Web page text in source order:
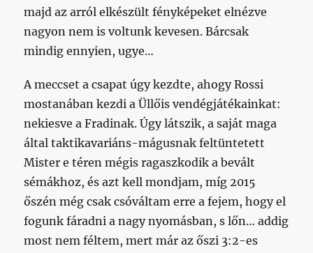
majd az arról elkészült fényképeket elnézve
nagyon nem is voltunk kevesen. Bárcsak
mindig ennyien, ugye…
A meccset a csapat úgy kezdte, ahogy Rossi
mostanában kezdi a Üllőis vendégjátékainkat:
nekiesve a Fradinak. Úgy látszik, a saját maga
által taktikavariáns-mágusnak feltüntetett
Mister e téren mégis ragaszkodik a bevált
sémákhoz, és azt kell mondjam, míg 2015
őszén még csak csóváltam erre a fejem, hogy el
fogunk fáradni a nagy nyomásban, s lőn… addig
most nem féltem, mert már az őszi 3:2-es